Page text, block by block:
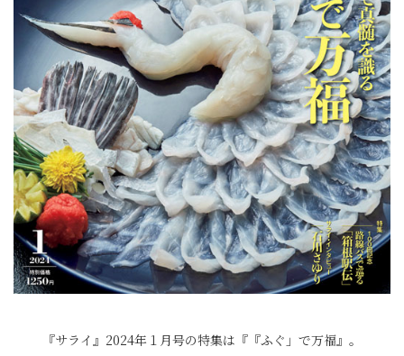
『サライ』2024年１月号の特集は『『ふぐ」で万福』。